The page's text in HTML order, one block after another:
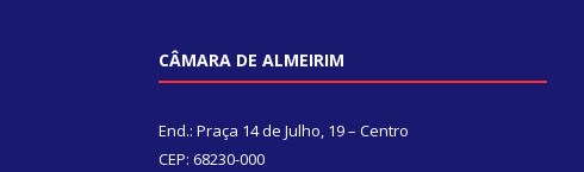
CÂMARA DE ALMEIRIM
End.: Praça 14 de Julho, 19 – Centro
CEP: 68230-000